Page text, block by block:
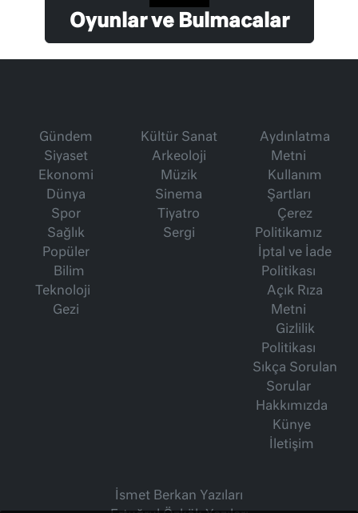
Oyunlar ve Bulmacalar
Gündem
Siyaset
Ekonomi
Dünya
Spor
Sağlık
Popüler
Bilim
Teknoloji
Gezi
Kültür Sanat
Arkeoloji
Müzik
Sinema
Tiyatro
Sergi
Aydınlatma
Metni
Kullanım
Şartları
Çerez
Politikamız
İptal ve İade
Politikası
Açık Rıza
Metni
Gizlilik
Politikası
Sıkça Sorulan
Sorular
Hakkımızda
Künye
İletişim
İsmet Berkan Yazıları